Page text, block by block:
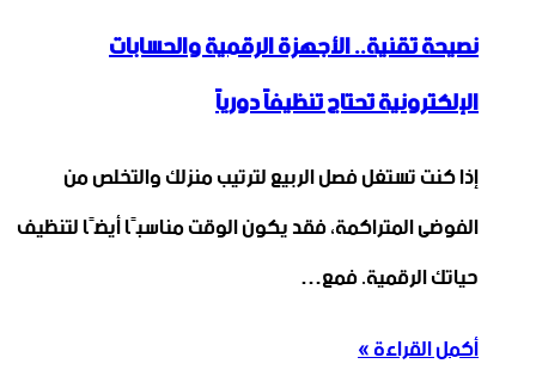
نصيحة تقنية.. الأجهزة الرقمية والحسابات
الإلكترونية تحتاج تنظيفاً دورياً
إذا كنت تستغل فصل الربيع لترتيب منزلك والتخلص من
الفوضى المتراكمة، فقد يكون الوقت مناسبًا أيضًا لتنظيف
حياتك الرقمية. فمع…
أكمل القراءة »